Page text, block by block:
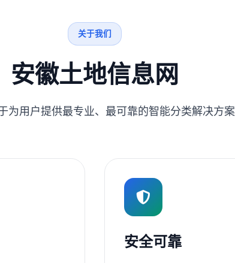
关于我们
安徽土地信息网
为用户提供最专业、最可靠的智能分类解决方案
安全可靠